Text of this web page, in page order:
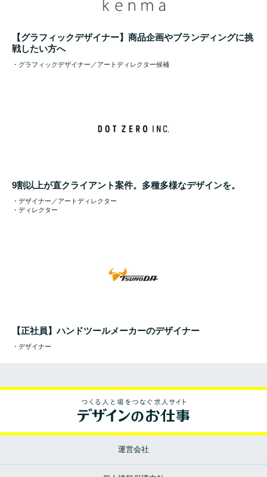
【グラフィックデザイナー】商品企画やブランディングに挑
戦したい方へ
・グラフィックデザイナー／アートディレクター候補
9割以上が直クライアント案件。多種多様なデザインを。
・デザイナー／アートディレクター
・ディレクター
【正社員】ハンドツールメーカーのデザイナー
・デザイナー
運営会社